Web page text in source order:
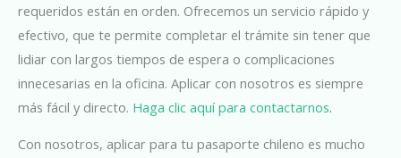
requeridos están en orden. Ofrecemos un servicio rápido y
efectivo, que te permite completar el trámite sin tener que
lidiar con largos tiempos de espera o complicaciones
innecesarias en la oficina. Aplicar con nosotros es siempre
más fácil y directo. Haga clic aquí para contactarnos.
Con nosotros, aplicar para tu pasaporte chileno es mucho